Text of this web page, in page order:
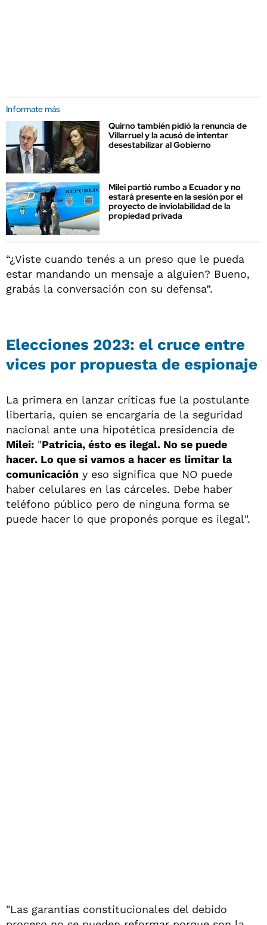
Informate más
Quirno también pidió la renuncia de
Villarruel y la acusó de intentar
desestabilizar al Gobierno
Milei partió rumbo a Ecuador y no
estará presente en la sesión por el
proyecto de inviolabilidad de la
propiedad privada
“¿Viste cuando tenés a un preso que le pueda
estar mandando un mensaje a alguien? Bueno,
grabás la conversación con su defensa”.
Elecciones 2023: el cruce entre
vices por propuesta de espionaje
La primera en lanzar críticas fue la postulante
libertaria, quien se encargaría de la seguridad
nacional ante una hipotética presidencia de
Milei: "Patricia, ésto es ilegal. No se puede
hacer. Lo que si vamos a hacer es limitar la
comunicación y eso significa que NO puede
haber celulares en las cárceles. Debe haber
teléfono público pero de ninguna forma se
puede hacer lo que proponés porque es ilegal".
"Las garantías constitucionales del debido